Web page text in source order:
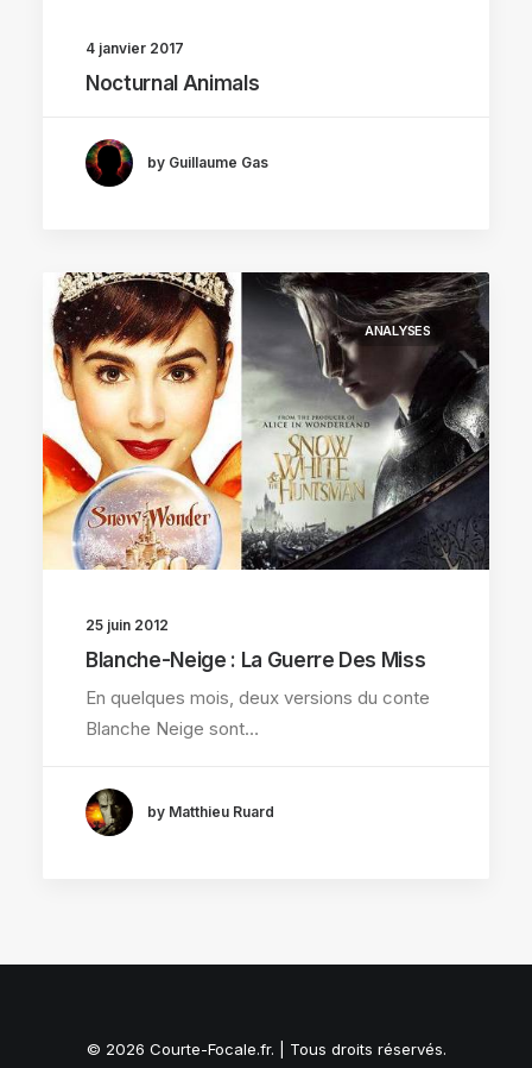
4 janvier 2017
Nocturnal Animals
by Guillaume Gas
ANALYSES
25 juin 2012
Blanche-Neige : La Guerre Des Miss
En quelques mois, deux versions du conte
Blanche Neige sont…
by Matthieu Ruard
© 2026 Courte-Focale.fr. | Tous droits réservés.